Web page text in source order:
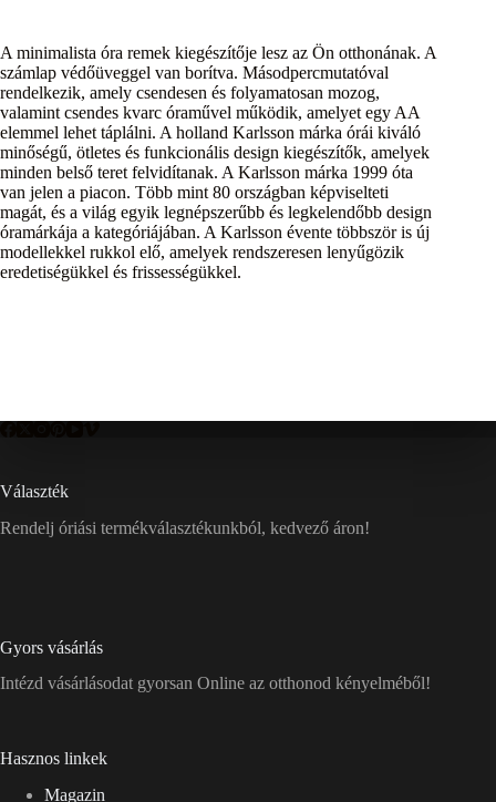
A minimalista óra remek kiegészítője lesz az Ön otthonának. A
számlap védőüveggel van borítva. Másodpercmutatóval
rendelkezik, amely csendesen és folyamatosan mozog,
valamint csendes kvarc óraművel működik, amelyet egy AA
elemmel lehet táplálni. A holland Karlsson márka órái kiváló
minőségű, ötletes és funkcionális design kiegészítők, amelyek
minden belső teret felvidítanak. A Karlsson márka 1999 óta
van jelen a piacon. Több mint 80 országban képviselteti
magát, és a világ egyik legnépszerűbb és legkelendőbb design
óramárkája a kategóriájában. A Karlsson évente többször is új
modellekkel rukkol elő, amelyek rendszeresen lenyűgözik
eredetiségükkel és frissességükkel.
Választék
Rendelj óriási termékválasztékunkból, kedvező áron!
Gyors vásárlás
Intézd vásárlásodat gyorsan Online az otthonod kényelméből!
Hasznos linkek
Magazin